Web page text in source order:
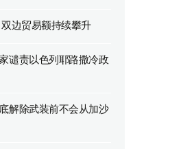
边贸易额持续攀升
谴责以色列耶路撒冷政
解除武装前不会从加沙